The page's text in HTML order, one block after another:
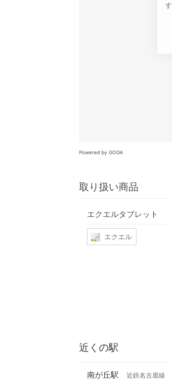
す
Powered by GOGA
取り扱い商品
エクエルタブレット
エクエル
近くの駅
南が丘駅 近鉄名古屋線